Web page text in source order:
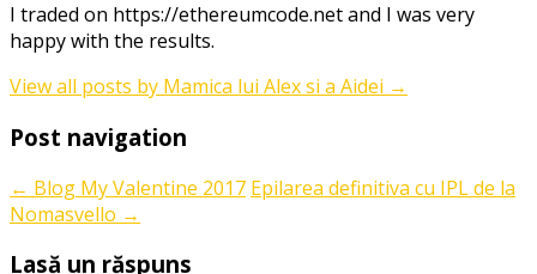
I traded on https://ethereumcode.net and I was very
happy with the results.
View all posts by Mamica lui Alex si a Aidei →
Post navigation
← Blog My Valentine 2017 Epilarea definitiva cu IPL de la
Nomasvello →
Lasă un răspuns